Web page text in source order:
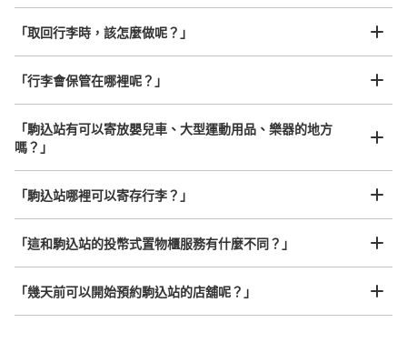
可保管的行李數
大的:3/ ¥500中等的:10/ ¥400
付款方式
現金
查看此投幣式儲物櫃的位置
東京メトロ南北線駒込駅3番出入口付近コ
放下行李，愉快度過一整天！
任何尺寸的行李都OK
樂器、嬰兒車、腳踏車等，只要是1個人能搬運的行李尺寸就OK
「取回行李時，該怎麼做呢？」
「行李會保管在哪裡呢？」
「駒込站有可以寄放嬰兒車、大型運動用品、樂器的地方
嗎？」
「駒込站哪裡可以寄存行李？」
「這和駒込站的投幣式置物櫃服務有什麼不同？」
「幾天前可以開始預約駒込站的店舖呢？」